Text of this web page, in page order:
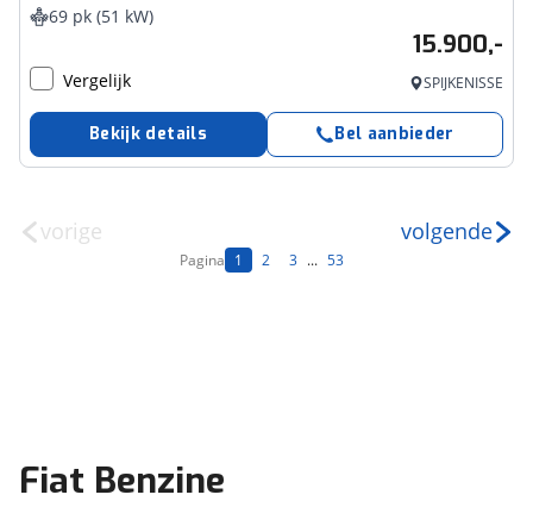
69 pk (51 kW)
15.900,-
Vergelijk SPIJKENISSE
Bekijk details Bel aanbieder
vorige
Pagina 1 2 3 ... 53
volgende
Fiat Benzine